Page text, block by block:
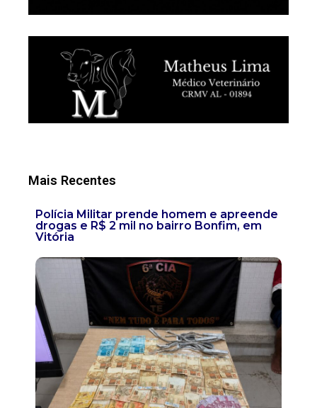
Mais Recentes
Polícia Militar prende homem e apreende
drogas e R$ 2 mil no bairro Bonfim, em
Vitória